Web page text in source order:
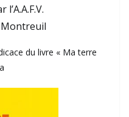
du livre « Ma terre